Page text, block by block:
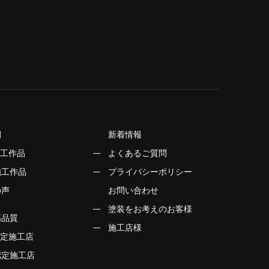
作品
作品
質
施工店
施工店
新着情報
よくあるご質問
プライバシーポリシー
お問い合わせ
塗装をお考えのお客様
施工店様